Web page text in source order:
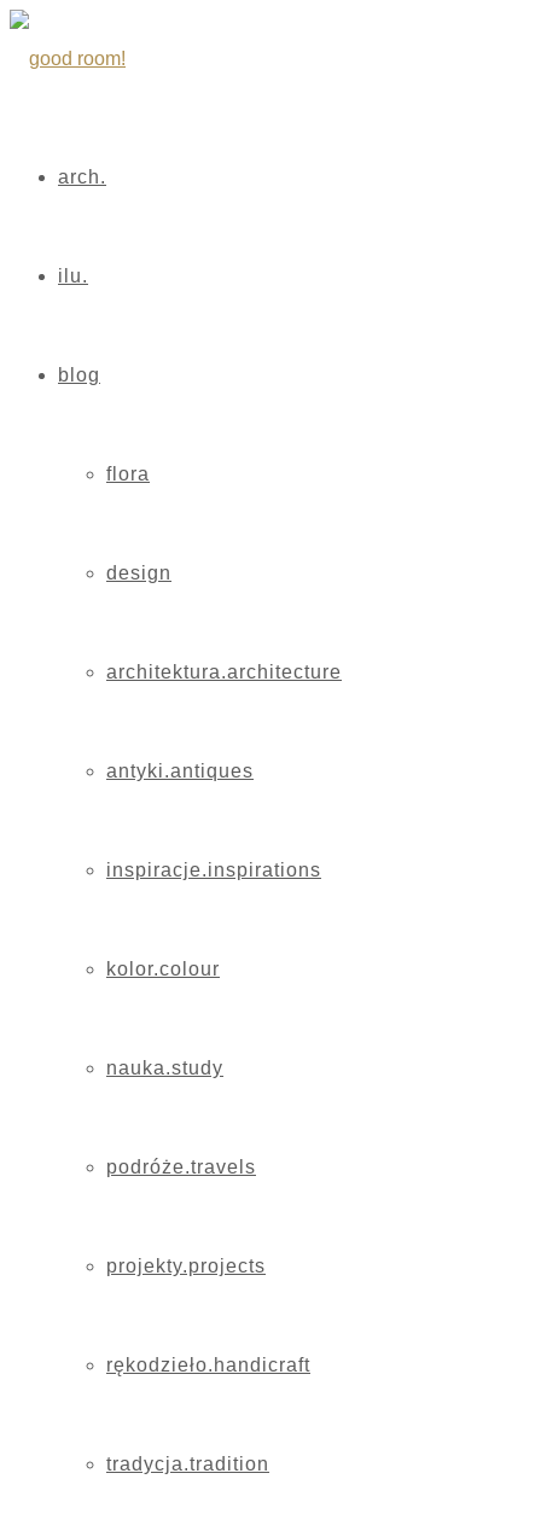
arch.
ilu.
blog
flora
design
architektura.architecture
antyki.antiques
inspiracje.inspirations
kolor.colour
nauka.study
podróże.travels
projekty.projects
rękodzieło.handicraft
tradycja.tradition